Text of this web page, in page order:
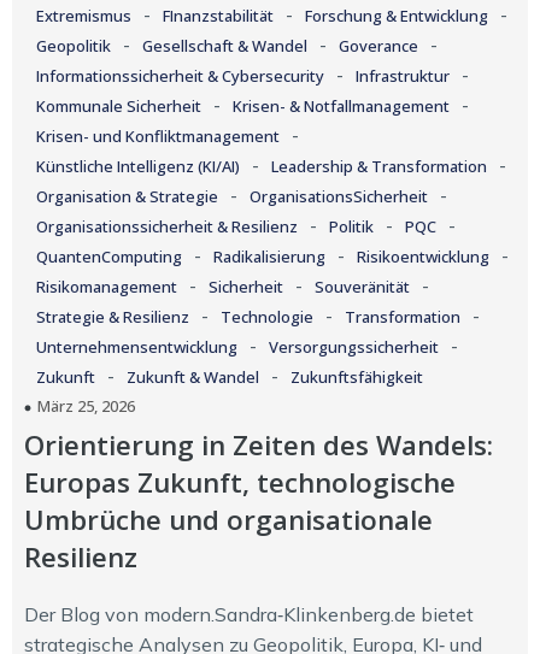
Extremismus - FInanzstabilität - Forschung & Entwicklung -
Geopolitik - Gesellschaft & Wandel - Goverance -
Informationssicherheit & Cybersecurity - Infrastruktur -
Kommunale Sicherheit - Krisen- & Notfallmanagement -
Krisen- und Konfliktmanagement -
Künstliche Intelligenz (KI/AI) - Leadership & Transformation -
Organisation & Strategie - OrganisationsSicherheit -
Organisationssicherheit & Resilienz - Politik - PQC -
QuantenComputing - Radikalisierung - Risikoentwicklung -
Risikomanagement - Sicherheit - Souveränität -
Strategie & Resilienz - Technologie - Transformation -
Unternehmensentwicklung - Versorgungssicherheit -
Zukunft - Zukunft & Wandel -
Zukunftsfähigkeit
März 25, 2026
Orientierung in Zeiten des Wandels:
Europas Zukunft, technologische
Umbrüche und organisationale
Resilienz
Der Blog von modern.Sandra‑Klinkenberg.de bietet
strategische Analysen zu Geopolitik, Europa, KI‑ und